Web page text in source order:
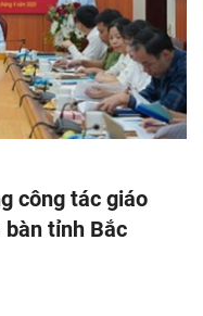
công tác giáo
tỉnh Bắc